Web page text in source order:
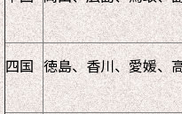
四国 徳島、香川、愛媛、